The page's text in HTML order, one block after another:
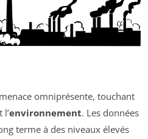
omniprésente, touchant
l’environnement. Les données
terme à des niveaux élevés